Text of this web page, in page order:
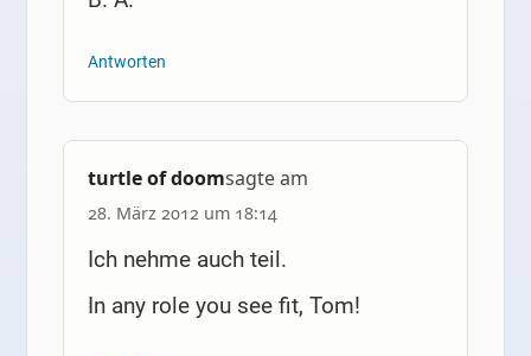
Antworten
turtle of doomsagte am
28. März 2012 um 18:14
Ich nehme auch teil.
In any role you see fit, Tom!